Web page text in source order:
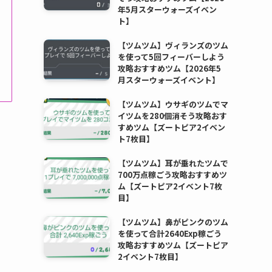
年5月スターウォーズイベン
ト】
【ツムツム】ヴィランズのツム
を使って5回フィーバーしよう
攻略おすすめツム【2026年5
月スターウォーズイベント】
【ツムツム】ウサギのツムでマ
イツムを280個消そう攻略おす
すめツム【ズートピア2イベン
ト7枚目】
【ツムツム】耳が垂れたツムで
700万点稼ごう攻略おすすめツ
ム【ズートピア2イベント7枚
目】
【ツムツム】鼻がピンクのツム
を使って合計2640Exp稼ごう
攻略おすすめツム【ズートピア
2イベント7枚目】